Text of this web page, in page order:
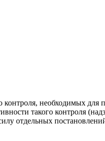
необходимых для
такого контроля
отдельных